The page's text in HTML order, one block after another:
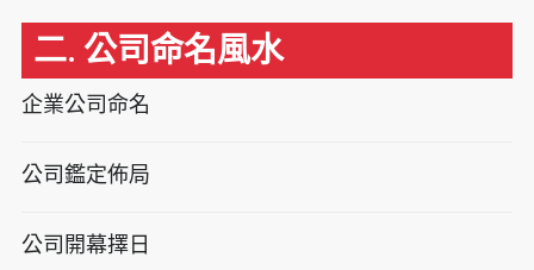
二. 公司命名風水
企業公司命名
公司鑑定佈局
公司開幕擇日